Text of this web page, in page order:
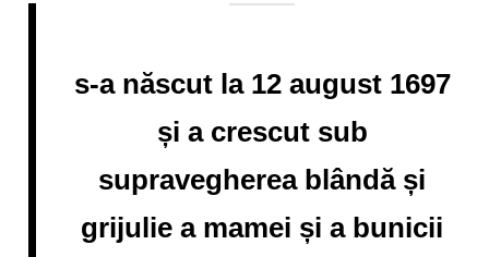
s-a născut la 12 august 1697
și a crescut sub
supravegherea blândă și
grijulie a mamei și a bunicii